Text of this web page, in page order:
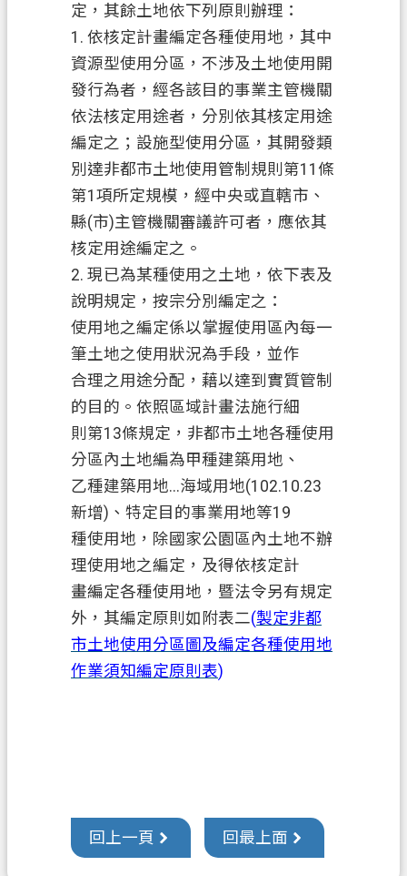
定，其餘土地依下列原則辦理：
1. 依核定計畫編定各種使用地，其中
資源型使用分區，不涉及土地使用開
發行為者，經各該目的事業主管機關
依法核定用途者，分別依其核定用途
編定之；設施型使用分區，其開發類
別達非都市土地使用管制規則第11條
第1項所定規模，經中央或直轄市、
縣(市)主管機關審議許可者，應依其
核定用途編定之。
2. 現已為某種使用之土地，依下表及
說明規定，按宗分別編定之：
使用地之編定係以掌握使用區內每一
筆土地之使用狀況為手段，並作
合理之用途分配，藉以達到實質管制
的目的。依照區域計畫法施行細
則第13條規定，非都市土地各種使用
分區內土地編為甲種建築用地、
乙種建築用地...海域用地(102.10.23
新增)、特定目的事業用地等19
種使用地，除國家公園區內土地不辦
理使用地之編定，及得依核定計
畫編定各種使用地，暨法令另有規定
外，其編定原則如附表二(製定非都
市土地使用分區圖及編定各種使用地
作業須知編定原則表)
回上一頁 回最上面